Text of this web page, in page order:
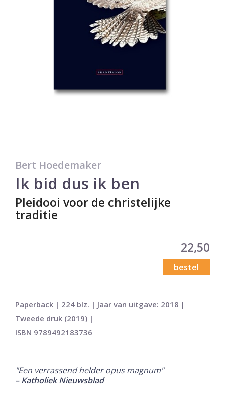
Bert Hoedemaker
Ik bid dus ik ben
Pleidooi voor de christelijke
traditie
22,50
bestel
Paperback | 224 blz. | Jaar van uitgave: 2018 |
Tweede druk (2019) |
ISBN 9789492183736
"Een verrassend helder opus magnum"
–Katholiek Nieuwsblad